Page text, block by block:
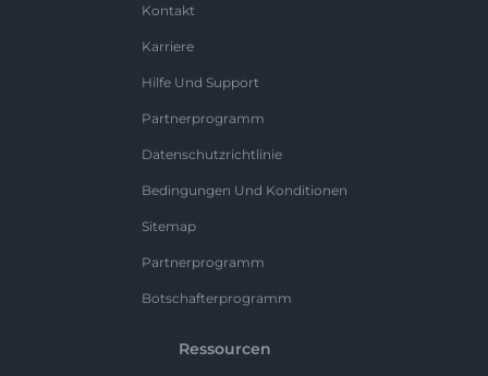
Kontakt
Karriere
Hilfe Und Support
Partnerprogramm
Datenschutzrichtlinie
Bedingungen Und Konditionen
Sitemap
Partnerprogramm
Botschafterprogramm
Ressourcen